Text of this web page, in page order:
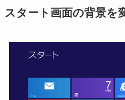
スタート画面の背景を